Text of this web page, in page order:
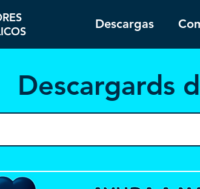
Descargas
Descargards